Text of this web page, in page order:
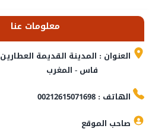
معلومات عنا
العنوان : المدينة القديمة العطارين
فاس - المغرب
الهاتف : 00212615071698
صاحب الموقع